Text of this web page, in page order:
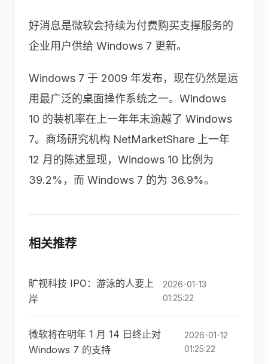
好消息是微软会持续为付费购买支撑服务的
企业用户供给 Windows 7 更新。
Windows 7 于 2009 年发布，现在仍然是运
用最广泛的桌面操作系统之一。Windows
10 的装机率在上一年年末逾越了 Windows
7。商场研究机构 NetMarketShare 上一年
12 月的陈述显现，Windows 10 比例为
39.2%，而 Windows 7 的为 36.9%。
相关推荐
旷视科技 IPO：游泳的人要上
岸
2026-01-13
01:25:22
微软将在明年 1 月 14 日终止对
Windows 7 的支持
2026-01-12
01:25:22